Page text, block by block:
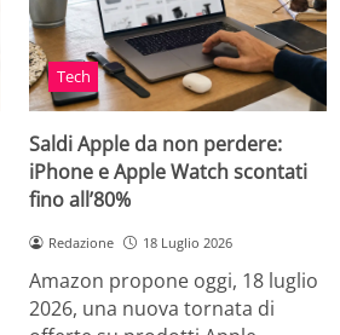
Tech
Saldi Apple da non perdere:
iPhone e Apple Watch scontati
fino all’80%
Redazione 18 Luglio 2026
Amazon propone oggi, 18 luglio
2026, una nuova tornata di